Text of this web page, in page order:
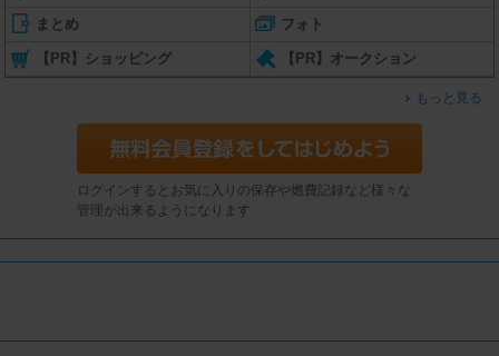
まとめ フォト
【PR】ショッピング 【PR】オークション
もっと見る
ログインするとお気に入りの保存や燃費記録など様々な
管理が出来るようになります